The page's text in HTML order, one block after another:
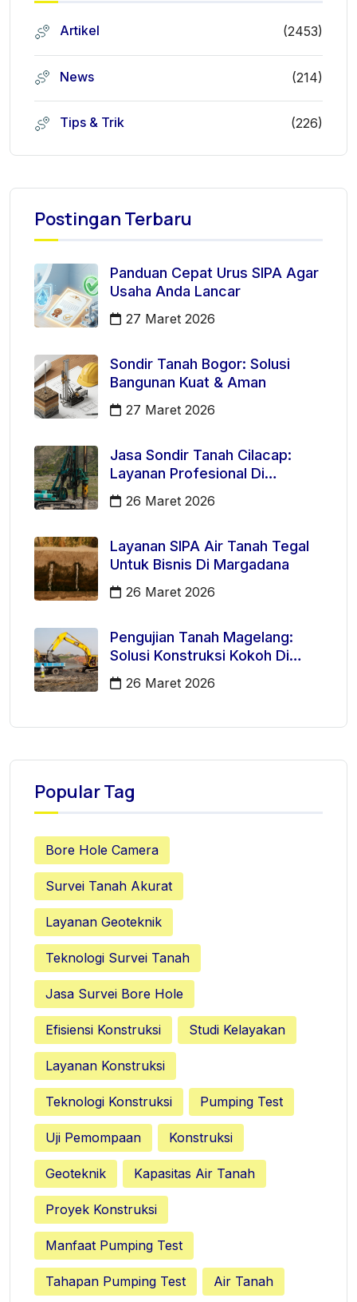
Artikel (2453)
News (214)
Tips & Trik (226)
Postingan Terbaru
Panduan Cepat Urus SIPA Agar
Usaha Anda Lancar
27 Maret 2026
Sondir Tanah Bogor: Solusi
Bangunan Kuat & Aman
27 Maret 2026
Jasa Sondir Tanah Cilacap:
Layanan Profesional Di
Kecamatan Majenang
26 Maret 2026
Layanan SIPA Air Tanah Tegal
Untuk Bisnis Di Margadana
26 Maret 2026
Pengujian Tanah Magelang:
Solusi Konstruksi Kokoh Di
Mertoyudan
26 Maret 2026
Popular Tag
Bore Hole Camera
Survei Tanah Akurat
Layanan Geoteknik
Teknologi Survei Tanah
Jasa Survei Bore Hole
Efisiensi Konstruksi Studi Kelayakan
Layanan Konstruksi
Teknologi Konstruksi Pumping Test
Uji Pemompaan Konstruksi
Geoteknik Kapasitas Air Tanah
Proyek Konstruksi
Manfaat Pumping Test
Tahapan Pumping Test Air Tanah